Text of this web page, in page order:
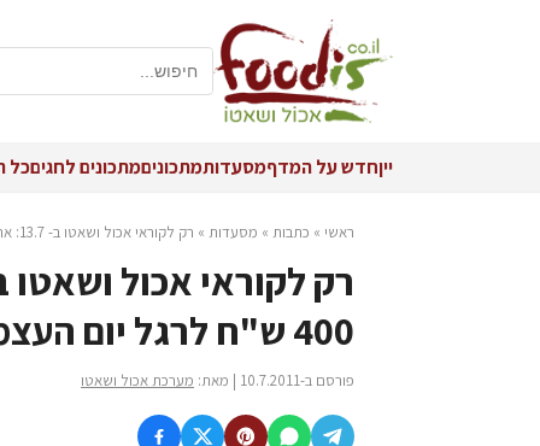
ייןחדש על המדףמסעדותמתכוניםמתכונים לחגיםכל
ראשי » כתבות » מסעדות » רק לקוראי אכול ושאטו ב- 13.7: ארוחה זוגית מלאה ב- 400 ש"ח לרגל יום העצמאות הצרפתי בקומה ה- 11
400 ש"ח לרגל יום העצמאות הצרפתי בקומה ה- 11
פורסם ב-10.7.2011 | מאת: מערכת אכול ושאטו